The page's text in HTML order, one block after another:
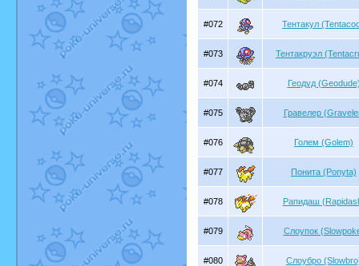
#072 Тентакул
#073 Тентакруэл
#074 Геодуд
#075 Гравелер
#076 Голем (Golem)
#077 Понита (Ponyta)
#078 Рапидаш
#079 Слоупок
#080 Слоубро